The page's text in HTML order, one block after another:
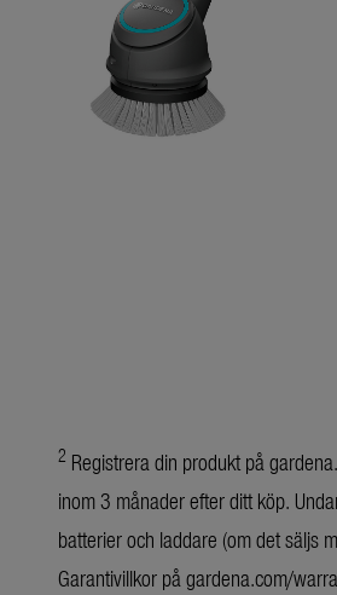
2 Registrera din produkt på
inom 3 månader efter ditt köp.
batterier och laddare (om det säljs
Garantivillkor på gardena.com/